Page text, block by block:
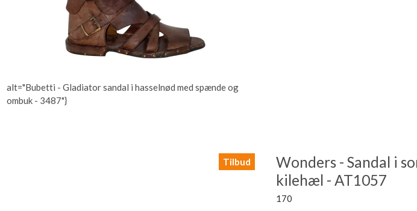
alt="Bubetti - Gladiator sandal i hasselnød med spænde og
ombuk - 3487"}
Tilbud
Wonders - Sandal i
kilehæl - AT1057
170